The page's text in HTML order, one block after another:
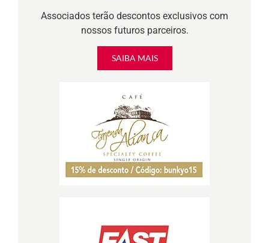
Associados terão descontos exclusivos com
nossos futuros parceiros.
SAIBA MAIS